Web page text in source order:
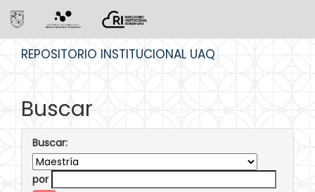
REPOSITORIO INSTITUCIONAL UAQ
Buscar
Buscar:
por